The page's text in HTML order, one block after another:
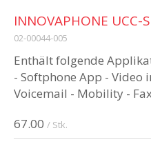
67.00 / Stk.
INNOVAPHONE UCC-
02-00044-005
Enthält folgende
- Softphone App - Video
Voicemail - Mobility -